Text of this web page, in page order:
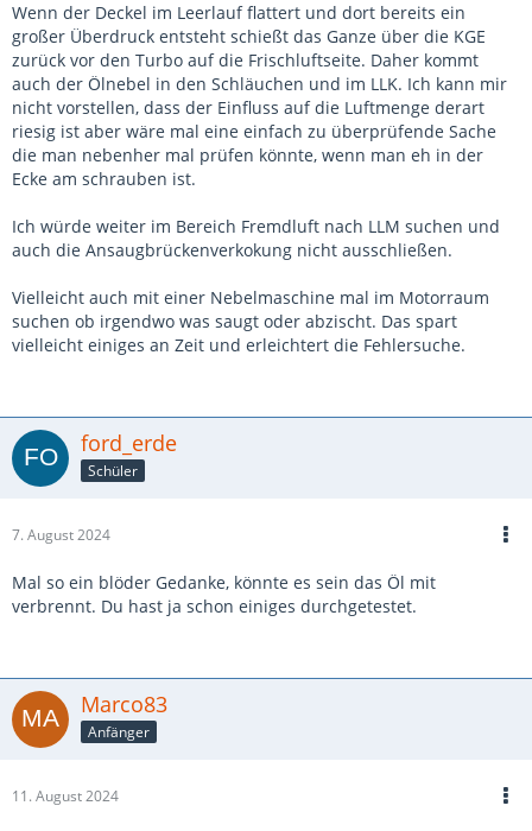
Wenn der Deckel im Leerlauf flattert und dort bereits ein
großer Überdruck entsteht schießt das Ganze über die KGE
zurück vor den Turbo auf die Frischluftseite. Daher kommt
auch der Ölnebel in den Schläuchen und im LLK. Ich kann mir
nicht vorstellen, dass der Einfluss auf die Luftmenge derart
riesig ist aber wäre mal eine einfach zu überprüfende Sache
die man nebenher mal prüfen könnte, wenn man eh in der
Ecke am schrauben ist.
Ich würde weiter im Bereich Fremdluft nach LLM suchen und
auch die Ansaugbrückenverkokung nicht ausschließen.
Vielleicht auch mit einer Nebelmaschine mal im Motorraum
suchen ob irgendwo was saugt oder abzischt. Das spart
vielleicht einiges an Zeit und erleichtert die Fehlersuche.
ford_erde
Schüler
7. August 2024
Mal so ein blöder Gedanke, könnte es sein das Öl mit
verbrennt. Du hast ja schon einiges durchgetestet.
Marco83
Anfänger
11. August 2024